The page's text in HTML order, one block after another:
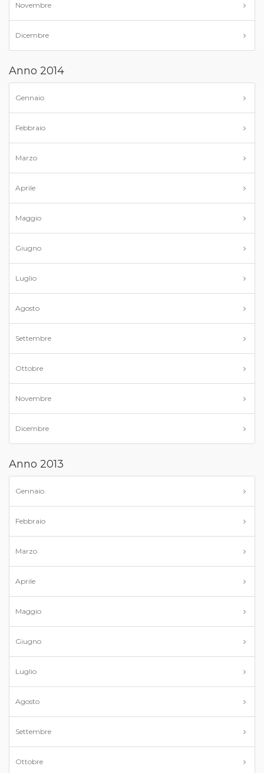
Novembre
Dicembre
Anno 2014
Gennaio
Febbraio
Marzo
Aprile
Maggio
Giugno
Luglio
Agosto
Settembre
Ottobre
Novembre
Dicembre
Anno 2013
Gennaio
Febbraio
Marzo
Aprile
Maggio
Giugno
Luglio
Agosto
Settembre
Ottobre